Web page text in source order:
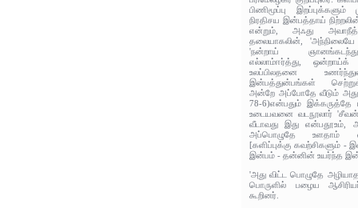
பிணிமூப்பு
நிரதிசய இன்பத்தாய்
என்றும், அஃது
தலையாகலின், 'அந்நிலையே
'நன்றாய்
எல்லாம்ஈர்த்து, ஒன்றாய்க்
உலப்பிலதனை
இன்பத்துன்பங்கள்
அன்றே அப்போதே வீடும்
78-6)என்பதும் இக்கருத்தே
உடையவனை வடநூலார்
வீடாவது இது என்பதூஉம்,
அப்பொழுதே உளதாம்
[களிப்புக்கு கவற்சிகளும் -
இன்பம் - தன்னின் உயர்ந்த
'அது விட்ட பொழுதே
பொருளில் பழைய
கூறினர்.